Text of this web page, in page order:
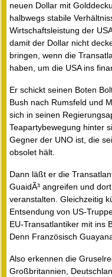
neuen Dollar mit
halbwegs stabile
Wirtschaftsleistung der
damit der Dollar nicht
bringen, wenn die
haben, um die USA ins
Er schickt seinen Boten
Bush nach Rumsfeld und
sich in seinen
Teapartybewegung hinter
Gegner der UNO ist, die
obsolet hält.
Dann läßt er die
GuaidÃ³ angreifen und
veranstalten. Gleichzeitig
Entsendung von US-
EU-Transatlantiker mit ins
Denn Französisch
Also erkennen die
Großbritannien,